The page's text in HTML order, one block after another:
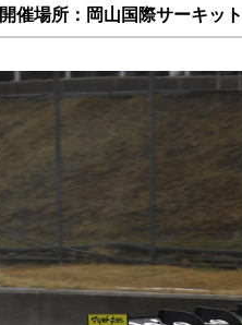
開催場所：岡山国際サーキット